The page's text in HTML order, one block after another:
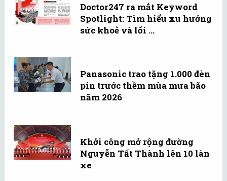
Doctor247 ra mắt Keyword
Spotlight: Tìm hiểu xu hướng
sức khoẻ và lối ...
Panasonic trao tặng 1.000 đèn
pin trước thềm mùa mưa bão
năm 2026
Khởi công mở rộng đường
Nguyễn Tất Thành lên 10 làn
xe